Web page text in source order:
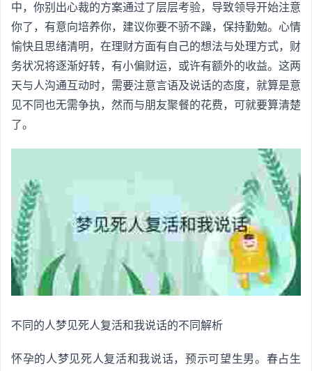
中，你别出心裁的方案通过了层层考验，导致领导开始注意
你了，有意向培养你，建议你要不骄不躁，保持勤勉。心情
愉快且思绪清明，在理财方面有自己的想法与处理方式，财
务状况将逐渐好转，有小偏财运，或许有额外的收益。这两
天与人沟通互动时，需要注意言语及说话的态度，就算是意
见不同也无需争执，然而与朋友聚餐的花费，可就要算清楚
了。
不同的人梦见死人复活和我说话的不同解析
怀孕的人梦见死人复活和我说话，预示可望生男。春占生